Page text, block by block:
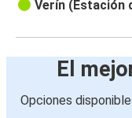
Verín (Estación
El
Opciones